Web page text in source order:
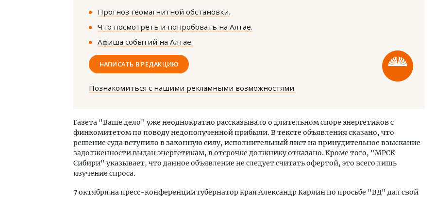
Прогноз геомагнитной обстановки.
Что посмотреть и попробовать на Алтае.
Афиша событий на Алтае.
НАПИСАТЬ В РЕДАКЦИЮ
Познакомиться с нашими рекламными возможностями.
Газета "Ваше дело" уже неоднократно рассказывало о длительном споре энергетиков с
финкомитетом по поводу недополученной прибыли. В тексте объявления сказано, что
решение суда вступило в законную силу, исполнительный лист на принудительное взыскание
задолженности выдан энергетикам, в отсрочке должнику отказано. Кроме того, "МРСК
Сибири" указывает, что данное объявление не следует считать офертой, это всего лишь
изучение спроса.
7 октября на пресс-конференции губернатор края Александр Карлин по просьбе "ВД" дал свой
земли. Мощение
плитами становится
стандартом